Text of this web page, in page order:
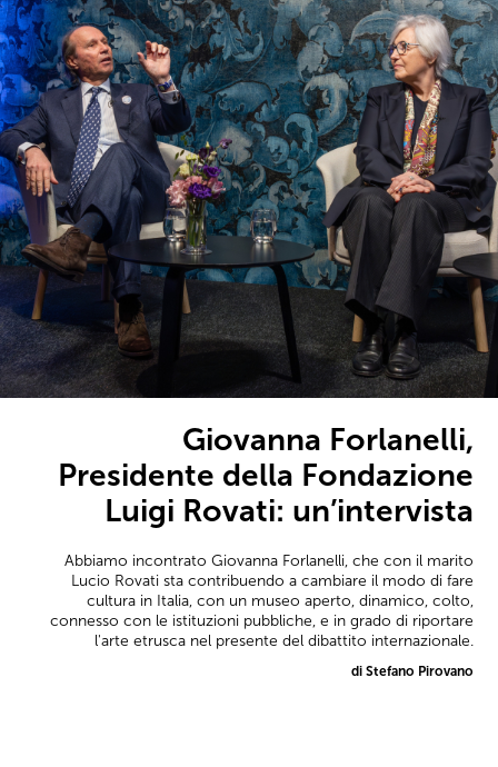
Giovanna Forlanelli,
Presidente della Fondazione
Luigi Rovati: un’intervista
Abbiamo incontrato Giovanna Forlanelli, che con il marito
Lucio Rovati sta contribuendo a cambiare il modo di fare
cultura in Italia, con un museo aperto, dinamico, colto,
connesso con le istituzioni pubbliche, e in grado di riportare
l'arte etrusca nel presente del dibattito internazionale.
di Stefano Pirovano